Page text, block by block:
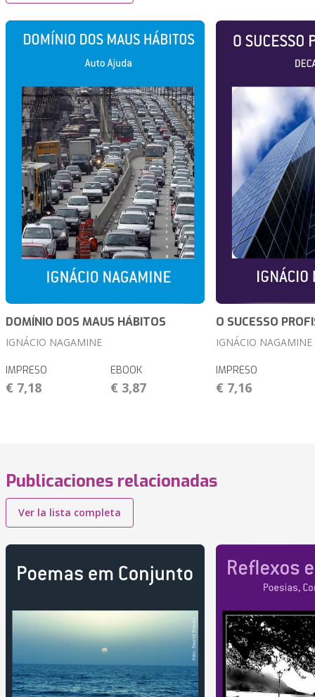
DOMÍNIO DOS MAUS HÁBITOS
IGNÁCIO NAGAMINE
IMPRESO
€ 7,18
EBOOK
€ 3,87
O SUCESSO
IGNÁCIO NAGAMINE
IMPRESO
€ 7,16
Publicaciones relacionadas
Ver la lista completa